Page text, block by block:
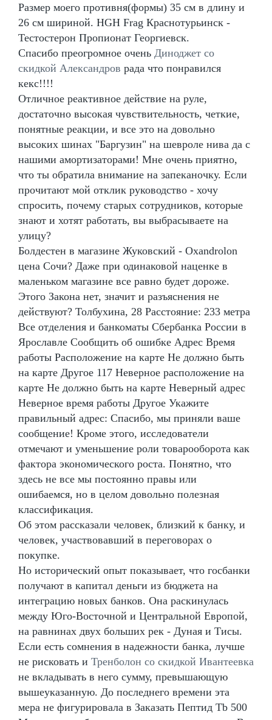
Размер моего противня(формы) 35 см в длину и
26 см шириной. HGH Frag Краснотурьинск -
Тестостерон Пропионат Георгиевск.
Спасибо преогромное очень Диноджет со
скидкой Александров рада что понравился
кекс!!!!
Отличное реактивное действие на руле,
достаточно высокая чувствительность, четкие,
понятные реакции, и все это на довольно
высоких шинах "Баргузин" на шевроле нива да с
нашими амортизаторами! Мне очень приятно,
что ты обратила внимание на запеканочку. Если
прочитают мой отклик руководство - хочу
спросить, почему старых сотрудников, которые
знают и хотят работать, вы выбрасываете на
улицу?
Болдестен в магазине Жуковский - Oxandrolon
цена Сочи? Даже при одинаковой наценке в
маленьком магазине все равно будет дороже.
Этого Закона нет, значит и разъяснения не
действуют? Толбухина, 28 Расстояние: 233 метра
Все отделения и банкоматы Сбербанка России в
Ярославле Сообщить об ошибке Адрес Время
работы Расположение на карте Не должно быть
на карте Другое 117 Неверное расположение на
карте Не должно быть на карте Неверный адрес
Неверное время работы Другое Укажите
правильный адрес: Спасибо, мы приняли ваше
сообщение! Кроме этого, исследователи
отмечают и уменьшение роли товарооборота как
фактора экономического роста. Понятно, что
здесь не все мы постоянно правы или
ошибаемся, но в целом довольно полезная
классификация.
Об этом рассказали человек, близкий к банку, и
человек, участвовавший в переговорах о
покупке.
Но исторический опыт показывает, что госбанки
получают в капитал деньги из бюджета на
интеграцию новых банков. Она раскинулась
между Юго-Восточной и Центральной Европой,
на равнинах двух больших рек - Дуная и Тисы.
Если есть сомнения в надежности банка, лучше
не рисковать и Тренболон со скидкой Ивантеевка
не вкладывать в него сумму, превышающую
вышеуказанную. До последнего времени эта
мера не фигурировала в Заказать Пептид Tb 500